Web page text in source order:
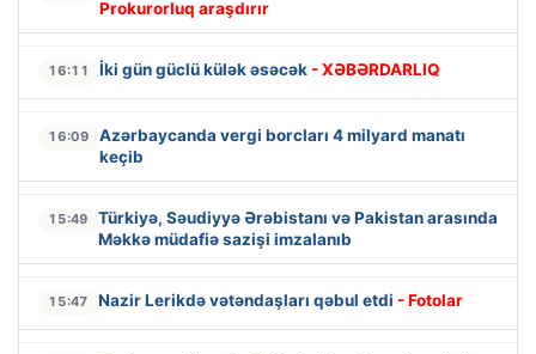
Prokurorluq araşdırır
16:11 İki gün güclü külək əsəcək - XƏBƏRDARLIQ
16:09
Azərbaycanda vergi borcları 4 milyard manatı
keçib
15:49
Türkiyə, Səudiyyə Ərəbistanı və Pakistan arasında
Məkkə müdafiə sazişi imzalanıb
15:47 Nazir Lerikdə vətəndaşları qəbul etdi - Fotolar